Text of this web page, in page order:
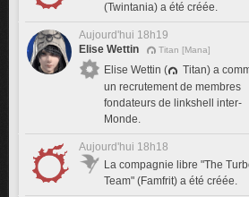
(Twintania) a été créée.
Aujourd'hui 18h19
Elise Wettin
Titan [Mana]
Elise Wettin (
Titan) a
un recrutement de membres
fondateurs de linkshell inter-
Monde.
Aujourd'hui 18h18
La compagnie libre "The
Team" (Famfrit) a été créée.